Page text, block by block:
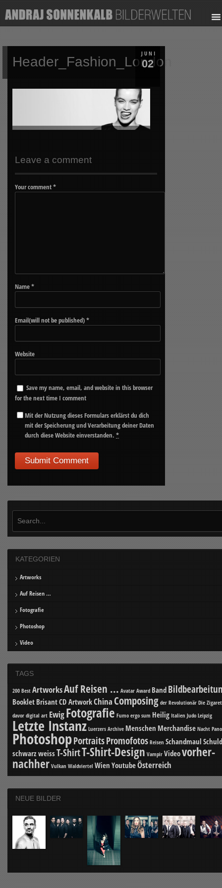
JUNI
02
Header_Fashion_London
Leave a comment
Your comment*
Name*
Email(will not be published)*
Website
Save my name, email, and website in this browser
for the next time I comment
Mit der Nutzung dieses Formulars erklärst du dich
mit der Speicherung und Verarbeitung deiner Daten
durch diese Website einverstanden.*
KATEGORIEN
Artworks
Auf Reisen …
Fotografie
Photoshop
Video
TAGS
200 Best ArtworksAuf Reisen ... Avatar Award Band
Booklet BrisantCD ArtworkChinaComposing der Revolutionär Die
davor digital art EwigFotografie Fumo ergo sum Heilig Italien Judo Leipzig
Letzte Instanz Luerzers Archive Menschen Merchandise Nacht
PhotoshopPortraitsPromofotos Reisen Schandmaul
schwarz weissT-ShirtT-Shirt-Design Vampir Videovorher-
nachher Vulkan Waldviertel Wien YoutubeÖsterreich
NEUE BILDER